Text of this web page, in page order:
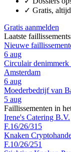
✓ Gratis, altijd
Gratis aanmelden
Laatste
Nieuwe
6 aug
Circulair
Amsterdam
6 aug
Moederbedrijf van
5 aug
Faillissementen in
Irene's Catering B.V.
F.16/26/315
Knaken
F.10/26/251